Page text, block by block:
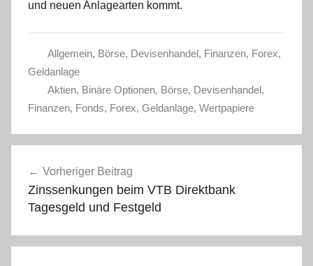
und neuen Anlagearten kommt.
Allgemein, Börse, Devisenhandel, Finanzen, Forex,
Geldanlage
Aktien, Binäre Optionen, Börse, Devisenhandel,
Finanzen, Fonds, Forex, Geldanlage, Wertpapiere
Vorheriger Beitrag
Zinssenkungen beim VTB Direktbank
Tagesgeld und Festgeld